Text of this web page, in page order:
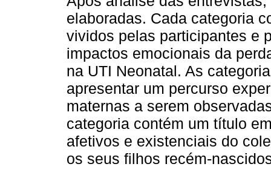
elaboradas. Cada categoria
vividos pelas participantes e
impactos emocionais da
na UTI Neonatal. As
apresentar um percurso
maternas a serem
categoria contém um título
afetivos e existenciais do
os seus filhos recém-